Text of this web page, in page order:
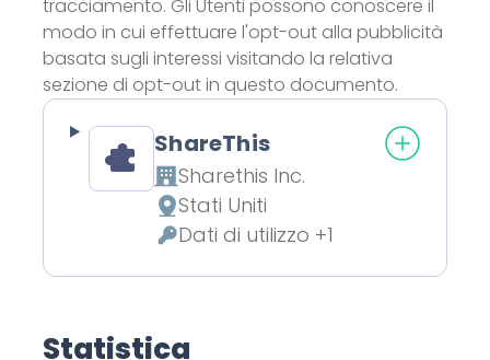
tracciamento. Gli Utenti possono conoscere il
modo in cui effettuare l'opt-out alla pubblicità
basata sugli interessi visitando la relativa
sezione di opt-out in questo documento.
ShareThis
Azienda:
Sharethis Inc.
Luogo del trattamento:
Stati Uniti
Dati Personali trattati:
Dati di utilizzo +1
Statistica